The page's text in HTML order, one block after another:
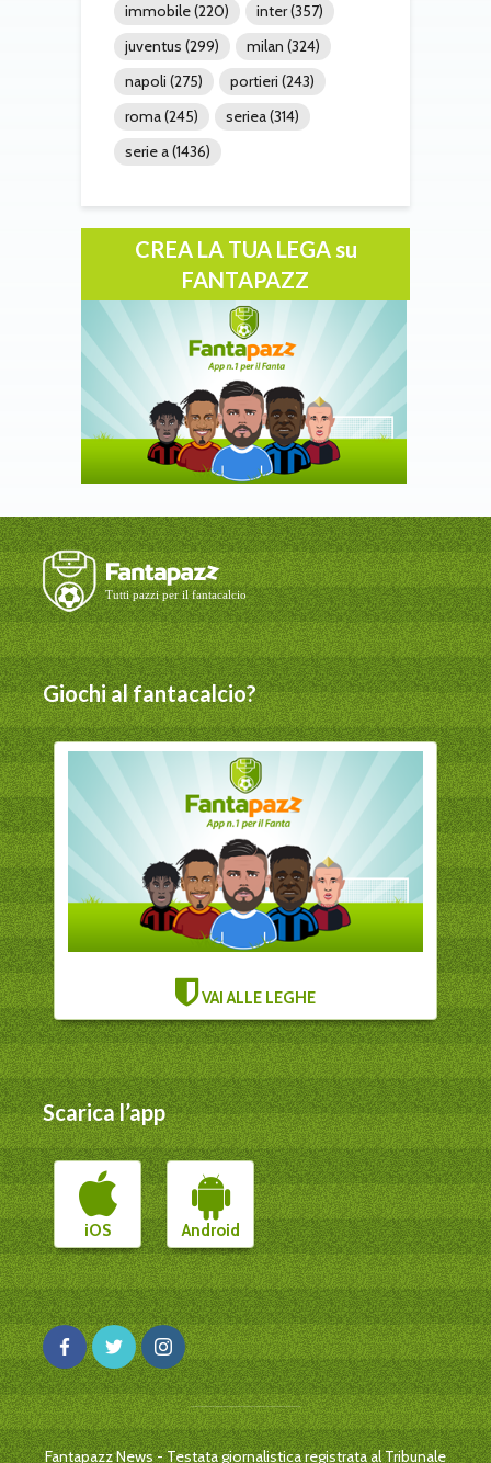
immobile(220) inter(357)
juventus (299) milan (324)
napoli (275) portieri (243)
roma(245) seriea(314)
serie a(1436)
CREA LA TUA LEGA su
FANTAPAZZ
Giochi al fantacalcio?
VAI ALLE LEGHE
Scarica l’app
iOS Android
Fantapazz News - Testata giornalistica registrata al Tribunale